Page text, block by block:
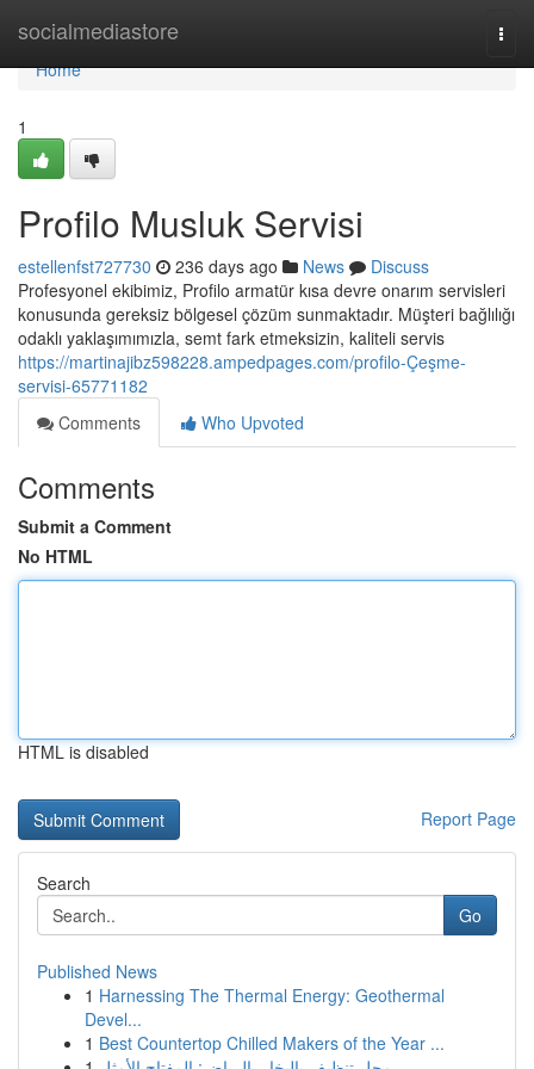
socialmediastore
Home
Home
1
Profilo Musluk Servisi
estellenfst727730 236 days ago News
Discuss
Profesyonel ekibimiz, Profilo armatür kısa devre onarım servisleri
konusunda gereksiz bölgesel çözüm sunmaktadır. Müşteri bağlılığı
odaklı yaklaşımımızla, semt fark etmeksizin, kaliteli servis
https://martinajibz598228.ampedpages.com/profilo-Çeşme-
servisi-65771182
Comments
Who Upvoted
Comments
Submit a Comment
No HTML
HTML is disabled
Report Page
Search
Go
Published News
1 Harnessing The Thermal Energy: Geothermal
Devel...
1 Best Countertop Chilled Makers of the Year ...